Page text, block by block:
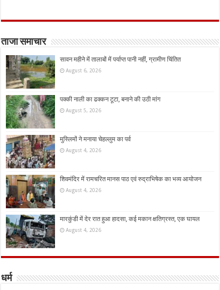
ताजा समाचार
सावन महीने में तालाबों में पर्याप्त पानी नहीं, ग्रामीण चिंतित
August 6, 2026
पक्की नाली का ढक्कन टूटा, बनाने की उठी मांग
August 5, 2026
मुस्लिमों ने मनाया चेहल्लुम का पर्व
August 4, 2026
शिवमंदिर में रामचरित मानस पाठ एवं रुद्राभिषेक का भव्य आयोजन
August 4, 2026
मारकुंडी में देर रात हुआ हादसा, कई मकान क्षतिग्रस्त, एक घायल
August 4, 2026
धर्म